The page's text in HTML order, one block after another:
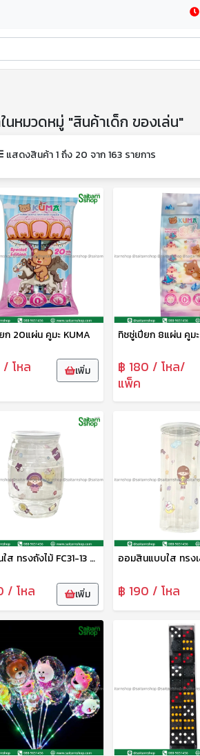
นหมวดหมู่ "สินค้าเด็ก ของเล่น"
แสดงสินค้า 1 ถึง 20 จาก 163 รายการ
ก 20แผ่น คูมะ KUMA
โหล เพิ่ม
฿ 180 / โหล/
แพ็ค
ออมสินใส ทรงถังไม้ FC31-13 FN
/ โหล เพิ่ม ฿ 190 / โหล